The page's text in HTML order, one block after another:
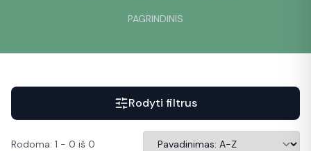
PAGRINDINIS
Rodyti filtrus
Rodoma: 1 - 0 iš 0